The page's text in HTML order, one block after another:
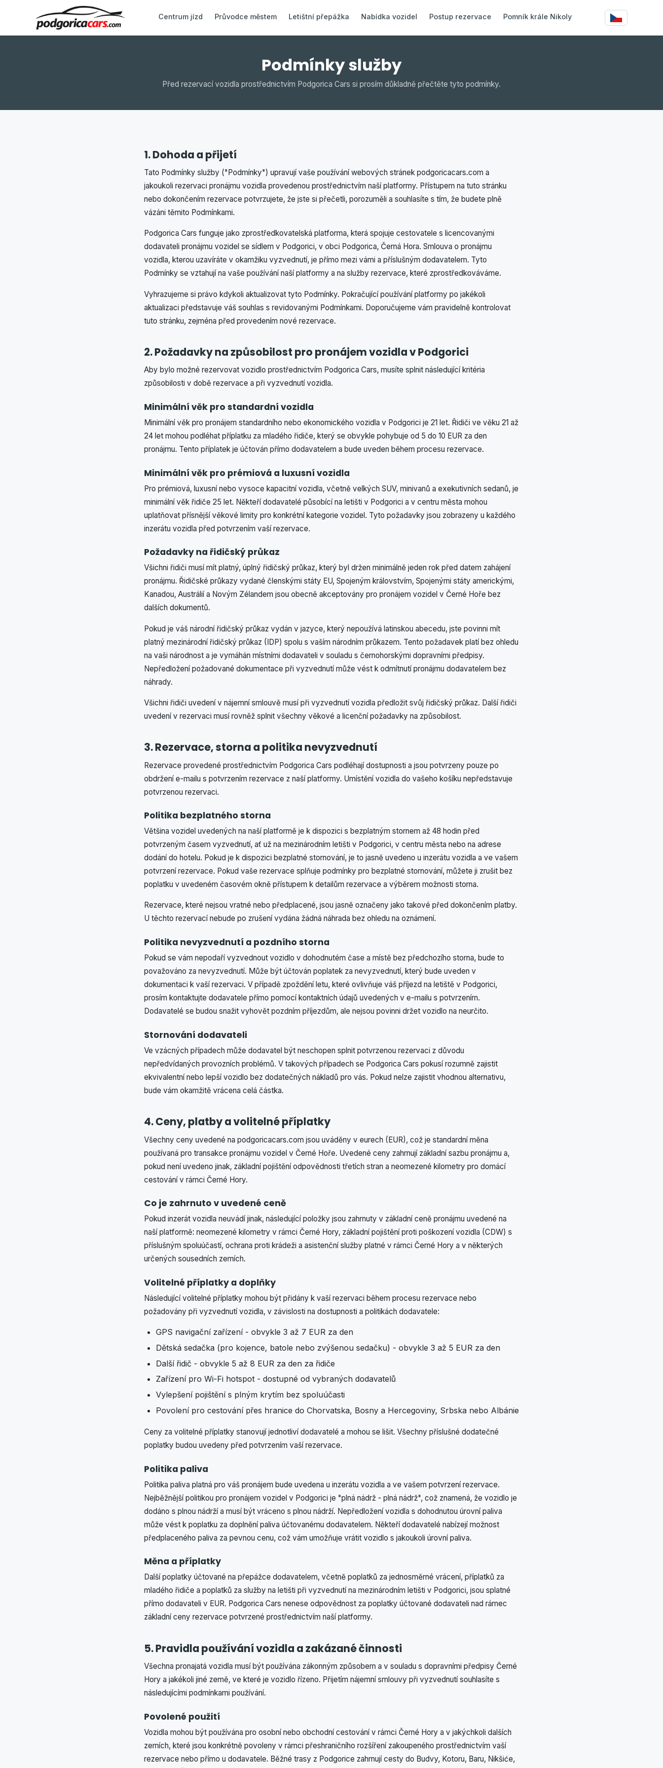
Centrum jízd Průvodce městem Letištní přepážka Nabídka vozidel Postup rezervace Pomník krále Nikoly
Podmínky služby
Před rezervací vozidla prostřednictvím Podgorica Cars si prosím důkladně přečtěte tyto podmínky.
1. Dohoda a přijetí
Tato Podmínky služby ("Podmínky") upravují vaše používání webových stránek podgoricacars.com a
jakoukoli rezervaci pronájmu vozidla provedenou prostřednictvím naší platformy. Přístupem na tuto stránku
nebo dokončením rezervace potvrzujete, že jste si přečetli, porozuměli a souhlasíte s tím, že budete plně
vázáni těmito Podmínkami.
Podgorica Cars funguje jako zprostředkovatelská platforma, která spojuje cestovatele s licencovanými
dodavateli pronájmu vozidel se sídlem v Podgorici, v obci Podgorica, Černá Hora. Smlouva o pronájmu
vozidla, kterou uzavíráte v okamžiku vyzvednutí, je přímo mezi vámi a příslušným dodavatelem. Tyto
Podmínky se vztahují na vaše používání naší platformy a na služby rezervace, které zprostředkováváme.
Vyhrazujeme si právo kdykoli aktualizovat tyto Podmínky. Pokračující používání platformy po jakékoli
aktualizaci představuje váš souhlas s revidovanými Podmínkami. Doporučujeme vám pravidelně kontrolovat
tuto stránku, zejména před provedením nové rezervace.
2. Požadavky na způsobilost pro pronájem vozidla v Podgorici
Aby bylo možné rezervovat vozidlo prostřednictvím Podgorica Cars, musíte splnit následující kritéria
způsobilosti v době rezervace a při vyzvednutí vozidla.
Minimální věk pro standardní vozidla
Minimální věk pro pronájem standardního nebo ekonomického vozidla v Podgorici je 21 let. Řidiči ve věku 21 až
24 let mohou podléhat příplatku za mladého řidiče, který se obvykle pohybuje od 5 do 10 EUR za den
pronájmu. Tento příplatek je účtován přímo dodavatelem a bude uveden během procesu rezervace.
Minimální věk pro prémiová a luxusní vozidla
Pro prémiová, luxusní nebo vysoce kapacitní vozidla, včetně velkých SUV, minivanů a exekutivních sedanů, je
minimální věk řidiče 25 let. Někteří dodavatelé působící na letišti v Podgorici a v centru města mohou
uplatňovat přísnější věkové limity pro konkrétní kategorie vozidel. Tyto požadavky jsou zobrazeny u každého
inzerátu vozidla před potvrzením vaší rezervace.
Požadavky na řidičský průkaz
Všichni řidiči musí mít platný, úplný řidičský průkaz, který byl držen minimálně jeden rok před datem zahájení
pronájmu. Řidičské průkazy vydané členskými státy EU, Spojeným královstvím, Spojenými státy americkými,
Kanadou, Austrálií a Novým Zélandem jsou obecně akceptovány pro pronájem vozidel v Černé Hoře bez
dalších dokumentů.
Pokud je váš národní řidičský průkaz vydán v jazyce, který nepoužívá latinskou abecedu, jste povinni mít
platný mezinárodní řidičský průkaz (IDP) spolu s vaším národním průkazem. Tento požadavek platí bez ohledu
na vaši národnost a je vymáhán místními dodavateli v souladu s černohorskými dopravními předpisy.
Nepředložení požadované dokumentace při vyzvednutí může vést k odmítnutí pronájmu dodavatelem bez
náhrady.
Všichni řidiči uvedení v nájemní smlouvě musí při vyzvednutí vozidla předložit svůj řidičský průkaz. Další řidiči
uvedení v rezervaci musí rovněž splnit všechny věkové a licenční požadavky na způsobilost.
3. Rezervace, storna a politika nevyzvednutí
Rezervace provedené prostřednictvím Podgorica Cars podléhají dostupnosti a jsou potvrzeny pouze po
obdržení e-mailu s potvrzením rezervace z naší platformy. Umístění vozidla do vašeho košíku nepředstavuje
potvrzenou rezervaci.
Politika bezplatného storna
Většina vozidel uvedených na naší platformě je k dispozici s bezplatným stornem až 48 hodin před
potvrzeným časem vyzvednutí, ať už na mezinárodním letišti v Podgorici, v centru města nebo na adrese
dodání do hotelu. Pokud je k dispozici bezplatné stornování, je to jasně uvedeno u inzerátu vozidla a ve vašem
potvrzení rezervace. Pokud vaše rezervace splňuje podmínky pro bezplatné stornování, můžete ji zrušit bez
poplatku v uvedeném časovém okně přístupem k detailům rezervace a výběrem možnosti storna.
Rezervace, které nejsou vratné nebo předplacené, jsou jasně označeny jako takové před dokončením platby.
U těchto rezervací nebude po zrušení vydána žádná náhrada bez ohledu na oznámení.
Politika nevyzvednutí a pozdního storna
Pokud se vám nepodaří vyzvednout vozidlo v dohodnutém čase a místě bez předchozího storna, bude to
považováno za nevyzvednutí. Může být účtován poplatek za nevyzvednutí, který bude uveden v
dokumentaci k vaší rezervaci. V případě zpoždění letu, které ovlivňuje váš příjezd na letiště v Podgorici,
prosím kontaktujte dodavatele přímo pomocí kontaktních údajů uvedených v e-mailu s potvrzením.
Dodavatelé se budou snažit vyhovět pozdním příjezdům, ale nejsou povinni držet vozidlo na neurčito.
Stornování dodavateli
Ve vzácných případech může dodavatel být neschopen splnit potvrzenou rezervaci z důvodu
nepředvídaných provozních problémů. V takových případech se Podgorica Cars pokusí rozumně zajistit
ekvivalentní nebo lepší vozidlo bez dodatečných nákladů pro vás. Pokud nelze zajistit vhodnou alternativu,
bude vám okamžitě vrácena celá částka.
4. Ceny, platby a volitelné příplatky
Všechny ceny uvedené na podgoricacars.com jsou uváděny v eurech (EUR), což je standardní měna
používaná pro transakce pronájmu vozidel v Černé Hoře. Uvedené ceny zahrnují základní sazbu pronájmu a,
pokud není uvedeno jinak, základní pojištění odpovědnosti třetích stran a neomezené kilometry pro domácí
cestování v rámci Černé Hory.
Co je zahrnuto v uvedené ceně
Pokud inzerát vozidla neuvádí jinak, následující položky jsou zahrnuty v základní ceně pronájmu uvedené na
naší platformě: neomezené kilometry v rámci Černé Hory, základní pojištění proti poškození vozidla (CDW) s
příslušným spoluúčastí, ochrana proti krádeži a asistenční služby platné v rámci Černé Hory a v některých
určených sousedních zemích.
Volitelné příplatky a doplňky
Následující volitelné příplatky mohou být přidány k vaší rezervaci během procesu rezervace nebo
požadovány při vyzvednutí vozidla, v závislosti na dostupnosti a politikách dodavatele:
GPS navigační zařízení - obvykle 3 až 7 EUR za den
Dětská sedačka (pro kojence, batole nebo zvýšenou sedačku) - obvykle 3 až 5 EUR za den
Další řidič - obvykle 5 až 8 EUR za den za řidiče
Zařízení pro Wi-Fi hotspot - dostupné od vybraných dodavatelů
Vylepšení pojištění s plným krytím bez spoluúčasti
Povolení pro cestování přes hranice do Chorvatska, Bosny a Hercegoviny, Srbska nebo Albánie
Ceny za volitelné příplatky stanovují jednotliví dodavatelé a mohou se lišit. Všechny příslušné dodatečné
poplatky budou uvedeny před potvrzením vaší rezervace.
Politika paliva
Politika paliva platná pro váš pronájem bude uvedena u inzerátu vozidla a ve vašem potvrzení rezervace.
Nejběžnější politikou pro pronájem vozidel v Podgorici je "plná nádrž - plná nádrž", což znamená, že vozidlo je
dodáno s plnou nádrží a musí být vráceno s plnou nádrží. Nepředložení vozidla s dohodnutou úrovní paliva
může vést k poplatku za doplnění paliva účtovanému dodavatelem. Někteří dodavatelé nabízejí možnost
předplaceného paliva za pevnou cenu, což vám umožňuje vrátit vozidlo s jakoukoli úrovní paliva.
Měna a příplatky
Další poplatky účtované na přepážce dodavatelem, včetně poplatků za jednosměrné vrácení, příplatků za
mladého řidiče a poplatků za služby na letišti při vyzvednutí na mezinárodním letišti v Podgorici, jsou splatné
přímo dodavateli v EUR. Podgorica Cars nenese odpovědnost za poplatky účtované dodavateli nad rámec
základní ceny rezervace potvrzené prostřednictvím naší platformy.
5. Pravidla používání vozidla a zakázané činnosti
Všechna pronajatá vozidla musí být používána zákonným způsobem a v souladu s dopravními předpisy Černé
Hory a jakékoli jiné země, ve které je vozidlo řízeno. Přijetím nájemní smlouvy při vyzvednutí souhlasíte s
následujícími podmínkami používání.
Povolené použití
Vozidla mohou být používána pro osobní nebo obchodní cestování v rámci Černé Hory a v jakýchkoli dalších
zemích, které jsou konkrétně povoleny v rámci přeshraničního rozšíření zakoupeného prostřednictvím vaší
rezervace nebo přímo u dodavatele. Běžné trasy z Podgorice zahrnují cesty do Budvy, Kotoru, Baru, Nikšiće,